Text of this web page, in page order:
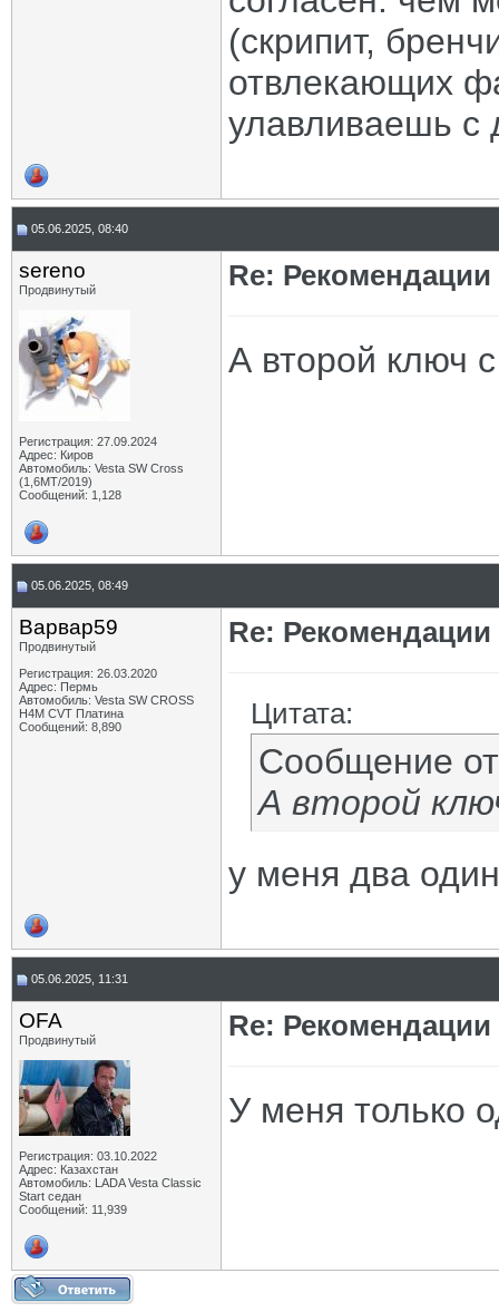
(скрипит,
отвлекающих
улавливаешь с
05.06.2025, 08:40
sereno
Продвинутый
Регистрация: 27.09.2024
Адрес: Киров
Автомобиль: Vesta SW Cross
(1,6МТ/2019)
Сообщений: 1,128
Re:
А второй ключ
05.06.2025, 08:49
Варвар59
Продвинутый
Регистрация: 26.03.2020
Адрес: Пермь
Автомобиль: Vesta SW CROSS
H4M CVT Платина
Сообщений: 8,890
Re:
Цитата:
Сообщение
А второй
у меня два
05.06.2025, 11:31
OFA
Продвинутый
Регистрация: 03.10.2022
Адрес: Казахстан
Автомобиль: LADA Vesta Classic
Start седан
Сообщений: 11,939
Re:
У меня только